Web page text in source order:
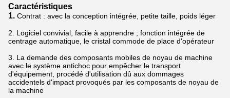
Caractéristiques
1. Contrat : avec la conception intégrée, petite taille, poids léger
2. Logiciel convivial, facile à apprendre ; fonction intégrée de
centrage automatique, le cristal commode de place d'opérateur
3. La demande des composants mobiles de noyau de machine
avec le système antichoc pour empêcher le transport
d'équipement, procédé d'utilisation dû aux dommages
accidentels d'impact provoqués par les composants de noyau de
la machine